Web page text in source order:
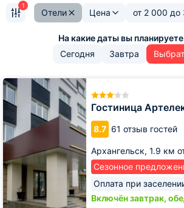
Отели Цена от 2 000 до
1
Сегодня Завтра
Гостиница
8.7 61 отзыв гостей
Архангельск, 1.9 км
Сезонное
Оплата при
Включён завтрак,
Гостиница
Артелеком